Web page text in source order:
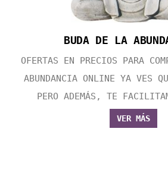
BUDA DE LA
OFERTAS EN PRECIOS PARA
ABUNDANCIA ONLINE YA VES
PERO ADEMÁS, TE
VER MÁS